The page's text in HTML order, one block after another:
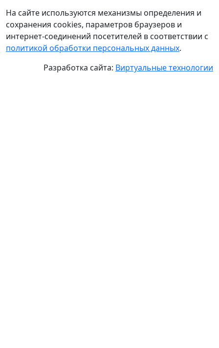
На сайте используются механизмы определения и
сохранения cookies, параметров браузеров и
интернет-соединений посетителей в соответствии с
политикой обработки персональных данных.
Разработка сайта: Виртуальные технологии